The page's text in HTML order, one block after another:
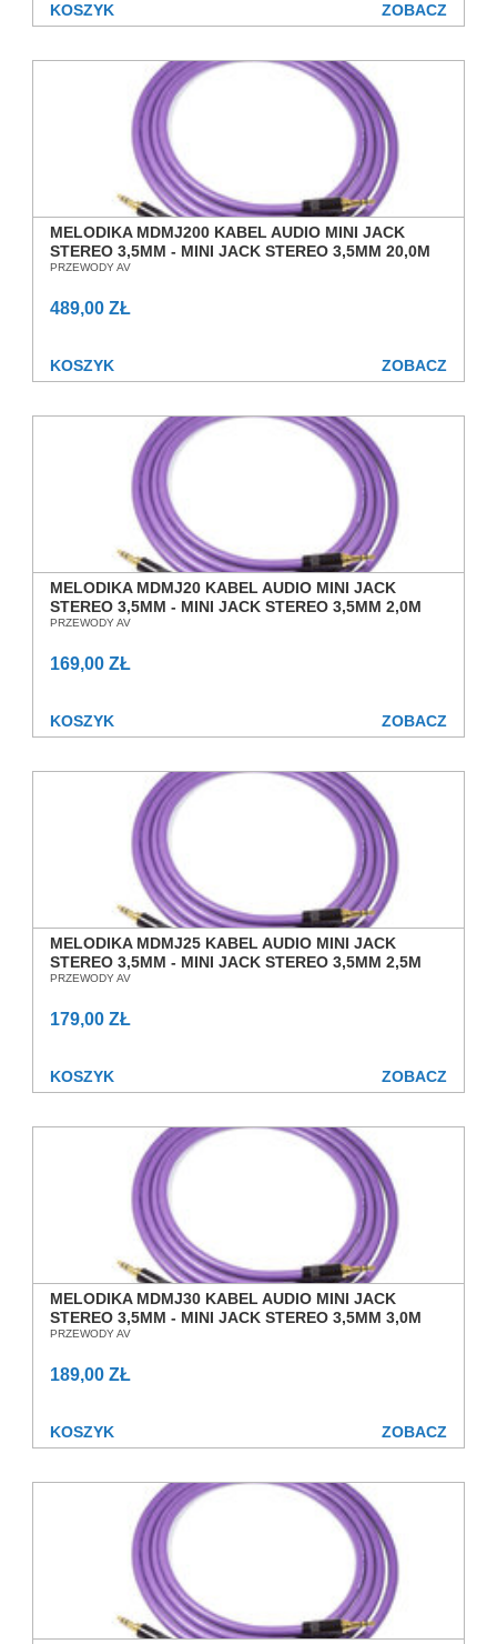
KOSZYK ZOBACZ
MELODIKA MDMJ200 KABEL AUDIO MINI JACK
STEREO 3,5MM - MINI JACK STEREO 3,5MM 20,0M
SALON POZNAŃ WROCŁAW
PRZEWODY AV
489,00 ZŁ
KOSZYK ZOBACZ
MELODIKA MDMJ20 KABEL AUDIO MINI JACK
STEREO 3,5MM - MINI JACK STEREO 3,5MM 2,0M
SALON POZNAŃ WROCŁAW
PRZEWODY AV
169,00 ZŁ
KOSZYK ZOBACZ
MELODIKA MDMJ25 KABEL AUDIO MINI JACK
STEREO 3,5MM - MINI JACK STEREO 3,5MM 2,5M
SALON POZNAŃ WROCŁAW
PRZEWODY AV
179,00 ZŁ
KOSZYK ZOBACZ
MELODIKA MDMJ30 KABEL AUDIO MINI JACK
STEREO 3,5MM - MINI JACK STEREO 3,5MM 3,0M
SALON POZNAŃ WROCŁAW
PRZEWODY AV
189,00 ZŁ
KOSZYK ZOBACZ